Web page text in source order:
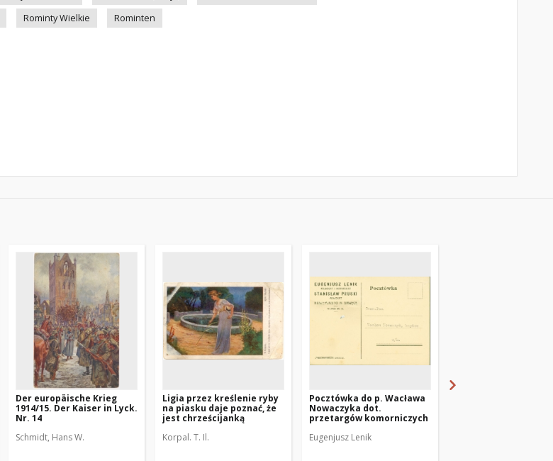
Rominty Wielkie Rominten
Der europäische Krieg
1914/15. Der Kaiser in Lyck.
Nr. 14
Schmidt, Hans W.
Ligia przez kreślenie ryby
na piasku daje poznać, że
jest chrześcijanką
Korpal. T. Il.
Pocztówka do p. Wacława
Nowaczyka dot.
przetargów komorniczych
Eugenjusz Lenik